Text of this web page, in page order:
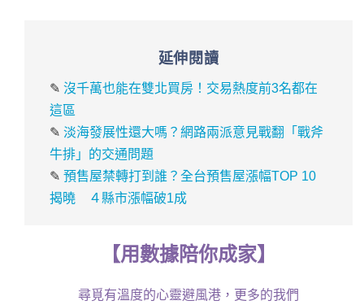
延伸閱讀
✎沒千萬也能在雙北買房！交易熱度前3名都在
這區
✎淡海發展性還大嗎？網路兩派意見戰翻「戰斧
牛排」的交通問題
✎預售屋禁轉打到誰？全台預售屋漲幅TOP 10
揭曉 ４縣市漲幅破1成
【用數據陪你成家】
尋覓有溫度的心靈避風港，更多的我們